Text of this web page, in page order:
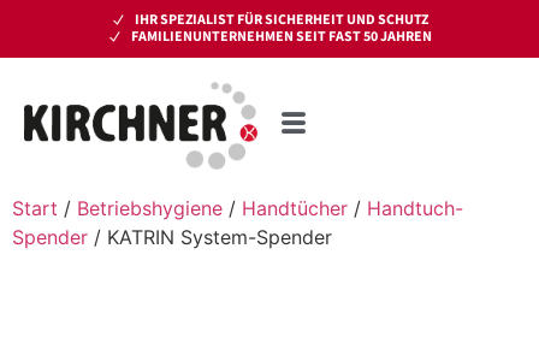
IHR SPEZIALIST FÜR SICHERHEIT UND SCHUTZ
FAMILIENUNTERNEHMEN SEIT FAST 50 JAHREN
Start / Betriebshygiene / Handtücher / Handtuch-
Spender / KATRIN System-Spender